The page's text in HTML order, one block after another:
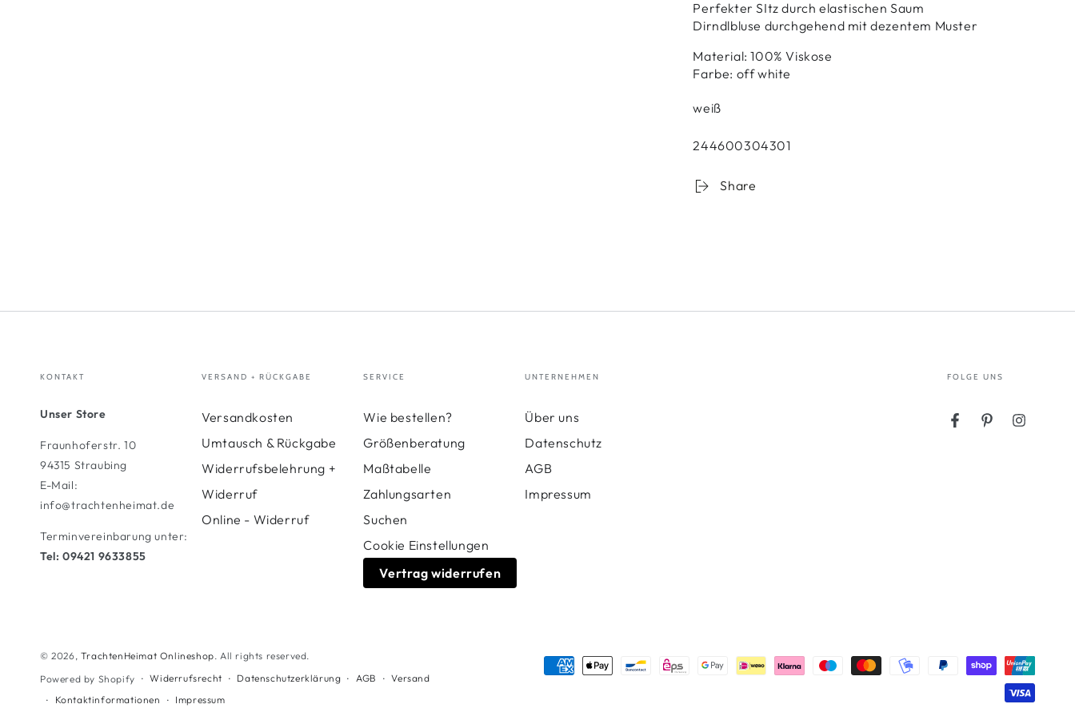
Perfekter SItz durch elastischen Saum
Dirndlbluse durchgehend mit dezentem Muster
Material: 100% Viskose
Farbe: off white
weiß
244600304301
Share
KONTAKT
Unser Store
Fraunhoferstr. 10
94315 Straubing
E-Mail:
info@trachtenheimat.de
Terminvereinbarung unter:
Tel: 09421 9633855
VERSAND + RÜCKGABE
Versandkosten
Umtausch & Rückgabe
Widerrufsbelehrung +
Widerruf
Online - Widerruf
SERVICE
Wie bestellen?
Größenberatung
Maßtabelle
Zahlungsarten
Suchen
Cookie Einstellungen
Vertrag widerrufen
UNTERNEHMEN
Über uns
Datenschutz
AGB
Impressum
FOLGE UNS
FacebookPinterestInstagram
© 2026, TrachtenHeimat Onlineshop. All rights reserved.
Powered by Shopify
Widerrufsrecht Datenschutzerklärung AGB
Versand
Kontaktinformationen
Impressum
Zahlungsmöglichkeiten